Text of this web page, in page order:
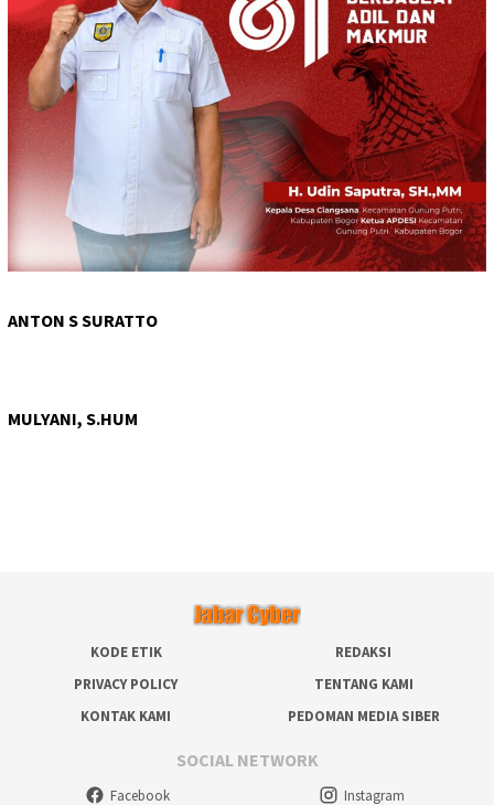
ANTON S SURATTO
MULYANI, S.HUM
KODE ETIK
REDAKSI
PRIVACY POLICY
TENTANG KAMI
KONTAK KAMI
PEDOMAN MEDIA SIBER
SOCIAL NETWORK
Facebook Instagram